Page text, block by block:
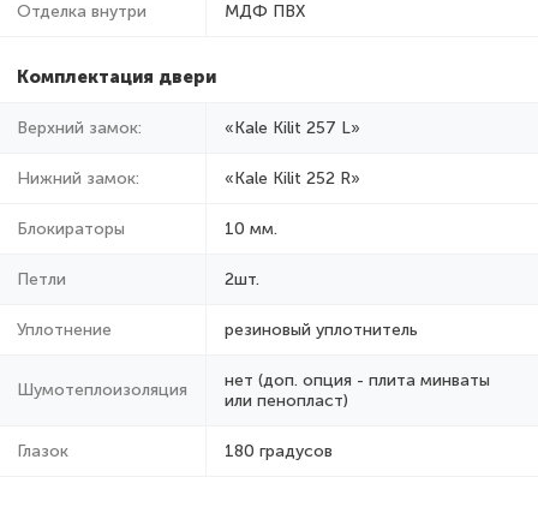
Отделка внутри МДФ ПВХ
Комплектация двери
Верхний замок: «Kale Kilit 257 L»
Нижний замок: «Kale Kilit 252 R»
Блокираторы 10 мм.
Петли 2шт.
Уплотнение резиновый уплотнитель
Шумотеплоизоляция
нет (доп. опция - плита минваты
или пенопласт)
Глазок 180 градусов